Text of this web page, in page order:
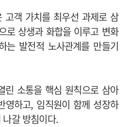
고객 가치를 최우선 과제로 삼
로 상생과 화합을 이루고 변화
는 발전적 노사관계를 만들기
린 소통을 핵심 원칙으로 삼아
영하고, 임직원이 함께 성장하
갈 방침이다.